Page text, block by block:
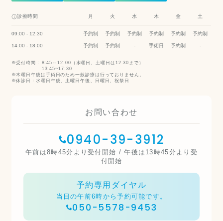
診療時間 月 火 水 木 金 土
09:00 - 12:30 予約制 予約制 予約制 予約制 予約制 予約制
14:00 - 18:00 予約制 予約制 - 手術日 予約制 -
受付時間 : 8:45～12:00（水曜日、土曜日は12:30まで）
13:45~17:30
木曜日午後は手術日のため一般診療は行っておりません。
休診日：水曜日午後、土曜日午後、日曜日、祝祭日
お問い合わせ
0940-39-3912
午前は8時45分より受付開始 / 午後は13時45分より受
付開始
予約専用ダイヤル
当日の午前6時から予約可能です。
050-5578-9453